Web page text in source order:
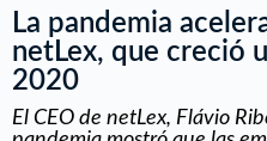
La pandemia
netLex, que creció
2020
El CEO de netLex, Flávio